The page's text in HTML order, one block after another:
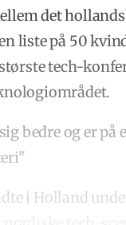
det
liste på 50
tech-
bedre og er på
i Holland